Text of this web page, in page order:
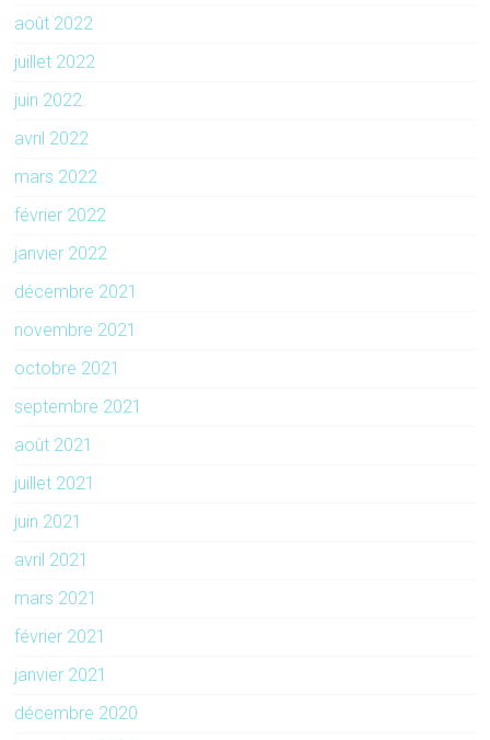
août 2022
juillet 2022
juin 2022
avril 2022
mars 2022
février 2022
janvier 2022
décembre 2021
novembre 2021
octobre 2021
septembre 2021
août 2021
juillet 2021
juin 2021
avril 2021
mars 2021
février 2021
janvier 2021
décembre 2020